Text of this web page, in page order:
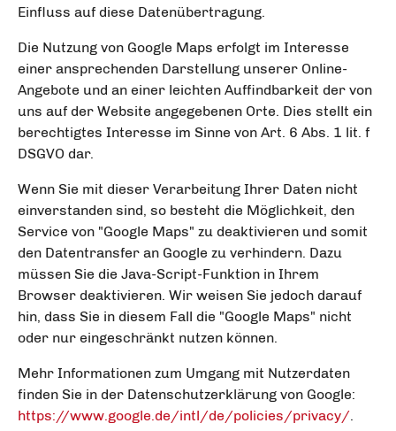
Einfluss auf diese Datenübertragung.
Die Nutzung von Google Maps erfolgt im Interesse
einer ansprechenden Darstellung unserer Online-
Angebote und an einer leichten Auffindbarkeit der von
uns auf der Website angegebenen Orte. Dies stellt ein
berechtigtes Interesse im Sinne von Art. 6 Abs. 1 lit. f
DSGVO dar.
Wenn Sie mit dieser Verarbeitung Ihrer Daten nicht
einverstanden sind, so besteht die Möglichkeit, den
Service von "Google Maps" zu deaktivieren und somit
den Datentransfer an Google zu verhindern. Dazu
müssen Sie die Java-Script-Funktion in Ihrem
Browser deaktivieren. Wir weisen Sie jedoch darauf
hin, dass Sie in diesem Fall die "Google Maps" nicht
oder nur eingeschränkt nutzen können.
Mehr Informationen zum Umgang mit Nutzerdaten
finden Sie in der Datenschutzerklärung von Google:
https://www.google.de/intl/de/policies/privacy/.